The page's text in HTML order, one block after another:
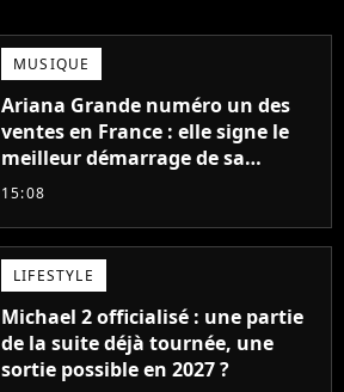
MUSIQUE
Ariana Grande numéro un des
ventes en France : elle signe le
meilleur démarrage de sa
carrière avec son album Petal
15:08
LIFESTYLE
Michael 2 officialisé : une partie
de la suite déjà tournée, une
sortie possible en 2027 ?